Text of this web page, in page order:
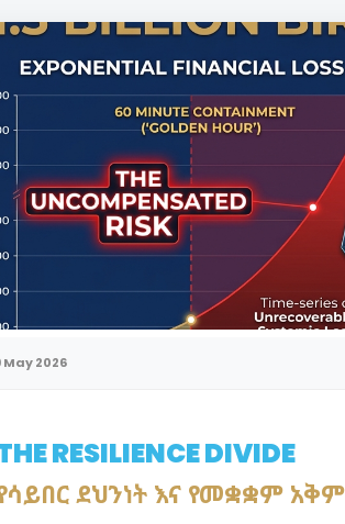
May 2026
RESILIENCE DIVIDE
ደህንነት እና የመቋቋም